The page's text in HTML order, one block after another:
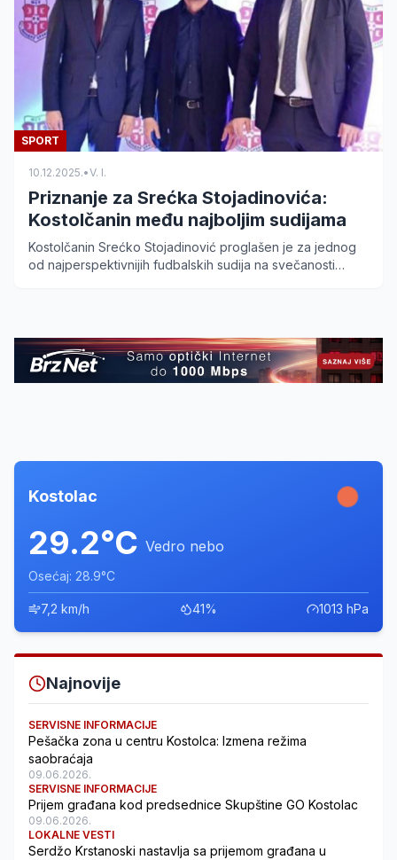
SPORT
10.12.2025.•V. I.
Priznanje za Srećka Stojadinovića:
Kostolčanin među najboljim sudijama
Kostolčanin Srećko Stojadinović proglašen je za jednog
od najperspektivnijih fudbalskih sudija na svečanosti
Kostolac
29.2°C Vedro nebo
Osećaj: 28.9°C
7,2 km/h 41% 1013 hPa
Najnovije
SERVISNE INFORMACIJE
Pešačka zona u centru Kostolca: Izmena režima
saobraćaja
09.06.2026.
SERVISNE INFORMACIJE
Prijem građana kod predsednice Skupštine GO Kostolac
09.06.2026.
LOKALNE VESTI
Serdžo Krstanoski nastavlja sa prijemom građana u